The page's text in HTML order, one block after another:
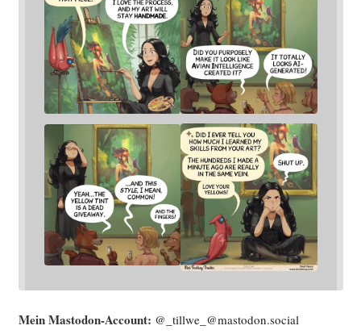
Mein Mast­o­don-Account: @_tillwe_@mastodon.social